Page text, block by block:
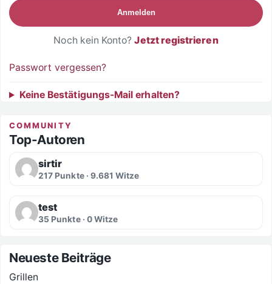
Anmelden
Noch kein Konto?Jetzt registrieren
Passwort vergessen?
Keine Bestätigungs-Mail erhalten?
COMMUNITY
Top-Autoren
sirtir
217 Punkte · 9.681 Witze
test
35 Punkte · 0 Witze
Neueste Beiträge
Grillen